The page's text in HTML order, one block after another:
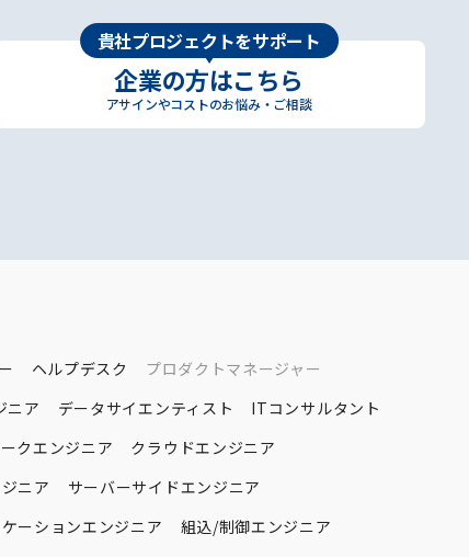
貴社プロジェクトをサポート
企業の方はこちら
アサインやコストのお悩み・ご相談
ヘルプデスク
プロダクトマネージャー
ニア データサイエンティスト
ITコンサルタント
クエンジニア
クラウドエンジニア
ニア
サーバーサイドエンジニア
ーションエンジニア
組込/制御エンジニア